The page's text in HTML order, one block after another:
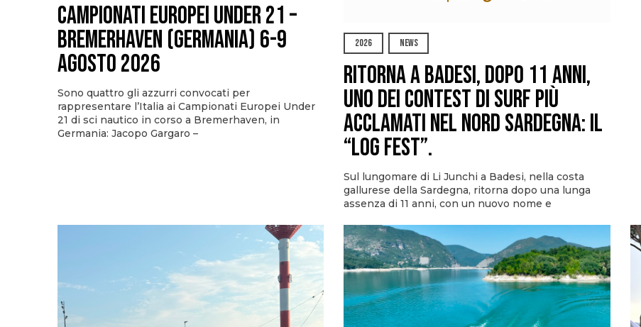
Campionati Europei Under 21 –
Bremerhaven (Germania) 6-9
agosto 2026
Sono quattro gli azzurri convocati per
rappresentare l’Italia ai Campionati Europei Under
21 di sci nautico in corso a Bremerhaven, in
Germania: Jacopo Gargaro –
2026 NEWS
Ritorna a Badesi, dopo 11 anni,
uno dei contest di surf più
acclamati nel nord Sardegna: il
“Log Fest”.
Sul lungomare di Li Junchi a Badesi, nella costa
gallurese della Sardegna, ritorna dopo una lunga
assenza di 11 anni, con un nuovo nome e